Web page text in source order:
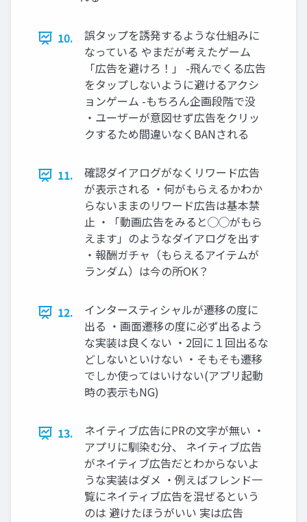
10.
誤タップを誘発するような仕組みに
なっている やまだが考えたゲーム
「広告を避けろ！」 -飛んでくる広告
をタップしないように避けるアクシ
ョンゲーム -もちろん企画段階で没
・ユーザーが意図せず広告をクリッ
クするため間違いなくBANされる
11.
確認ダイアログがなくリワード広告
が表示される ・何がもらえるかわか
らないままのリワード広告は基本禁
止 ・「動画広告をみると◯◯がもら
えます」のようなダイアログを出す
・報酬ガチャ（もらえるアイテムが
ランダム）は今の所OK？
12.
インタースティシャルが遷移の度に
出る ・画面遷移の度に必ず出るよう
な実装は良くない ・2回に１回出るな
どしないといけない ・そもそも遷移
でしか使ってはいけない(アプリ起動
時の表示もNG)
13.
ネイティブ広告にPRの文字が無い ・
アプリに馴染む分、 ネイティブ広告
がネイティブ広告だとわからないよ
うな実装はダメ ・例えばフレンド一
覧にネイティブ広告を混ぜるという
のは 避けたほうがいい 実は広告